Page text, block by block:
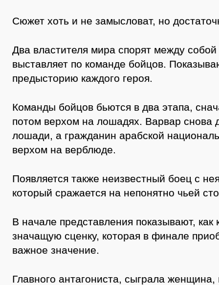
Сюжет хоть и не замысловат, но
Два властителя мира спорят между
выставляет по команде бойцов.
предысторию каждого героя.
Команды бойцов бьются в два этапа,
потом верхом на лошадях. Варвар снова
лошади, а гражданин арабской
верхом на верблюде.
Появляется также неизвестный боец с
который сражается на непонятно чьей
В начале представления показывают, как
значащую сценку, которая в финале
важное значение.
Главного антагониста, сыграла женщина,